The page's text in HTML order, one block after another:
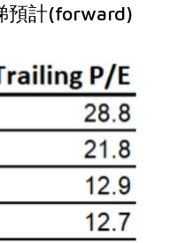
預計(forward)